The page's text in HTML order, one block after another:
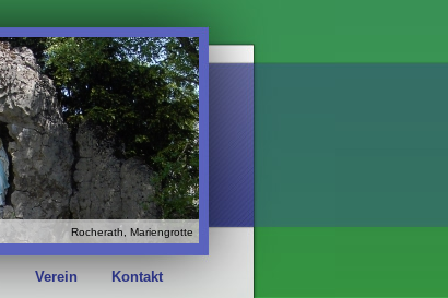
Rocherath, Mariengrotte
Verein Kontakt